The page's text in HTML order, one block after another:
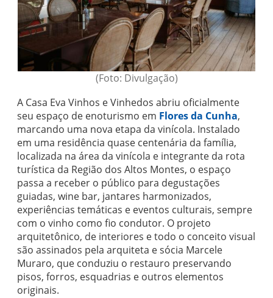
(Foto: Divulgação)
A Casa Eva Vinhos e Vinhedos abriu oficialmente
seu espaço de enoturismo em Flores da Cunha,
marcando uma nova etapa da vinícola. Instalado
em uma residência quase centenária da família,
localizada na área da vinícola e integrante da rota
turística da Região dos Altos Montes, o espaço
passa a receber o público para degustações
guiadas, wine bar, jantares harmonizados,
experiências temáticas e eventos culturais, sempre
com o vinho como fio condutor. O projeto
arquitetônico, de interiores e todo o conceito visual
são assinados pela arquiteta e sócia Marcele
Muraro, que conduziu o restauro preservando
pisos, forros, esquadrias e outros elementos
originais.